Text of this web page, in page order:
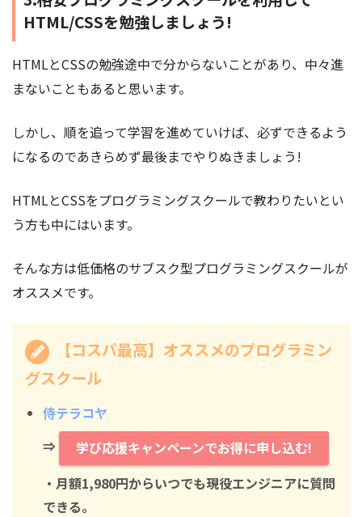
HTML/CSSを勉強しましょう!
HTMLとCSSの勉強途中で分からないことがあり、中々進
まないこともあると思います。
しかし、順を追って学習を進めていけば、必ずできるよう
になるのであきらめず最後までやりぬきましょう!
HTMLとCSSをプログラミングスクールで教わりたいとい
う方も中にはいます。
そんな方は低価格のサブスク型プログラミングスクールが
オススメです。
【コスパ最高】オススメのプログラミン
グスクール
侍テラコヤ
⇒
学び応援キャンペーンでお得に申し込む!
・月額1,980円からいつでも現役エンジニアに質問
できる。